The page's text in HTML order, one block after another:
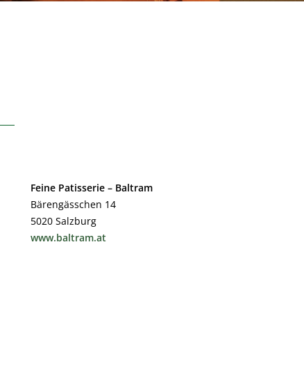
Feine Patisserie – Baltram
Bärengässchen 14
5020 Salzburg
www.baltram.at